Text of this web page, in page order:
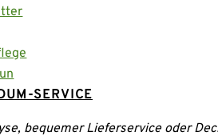
SERVICE
bequemer Lieferservice oder